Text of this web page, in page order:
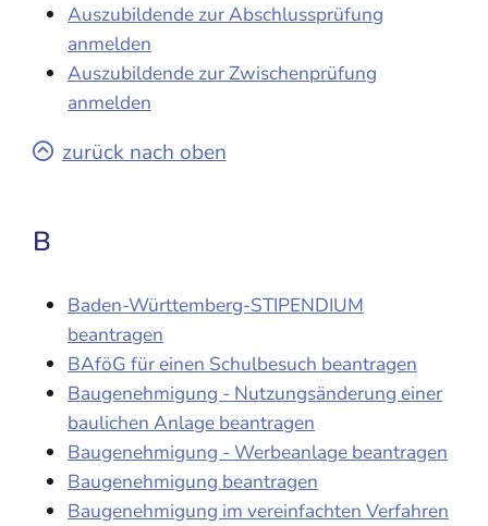
Auszubildende zur Abschlussprüfung
anmelden
Auszubildende zur Zwischenprüfung
anmelden
zurück nach oben
B
Baden-Württemberg-STIPENDIUM
beantragen
BAföG für einen Schulbesuch beantragen
Baugenehmigung - Nutzungsänderung einer
baulichen Anlage beantragen
Baugenehmigung - Werbeanlage beantragen
Baugenehmigung beantragen
Baugenehmigung im vereinfachten Verfahren